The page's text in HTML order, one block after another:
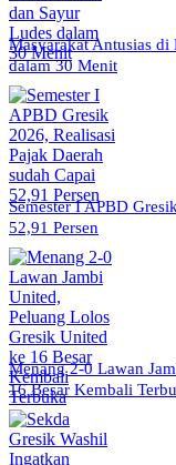
Masyarakat Antusias di
dalam 30 Menit
Semester I APBD
52,91 Persen
Menang 2-0 Lawan
16 Besar Kembali